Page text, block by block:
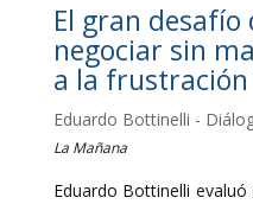
El gran desafío
negociar sin
a la
Eduardo Bottinelli -
La Mañana
Eduardo Bottinelli